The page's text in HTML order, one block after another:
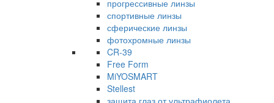
прогрессивные линзы
спортивные линзы
сферические линзы
фотохромные линзы
CR-39
Free Form
MiYOSMART
Stellest